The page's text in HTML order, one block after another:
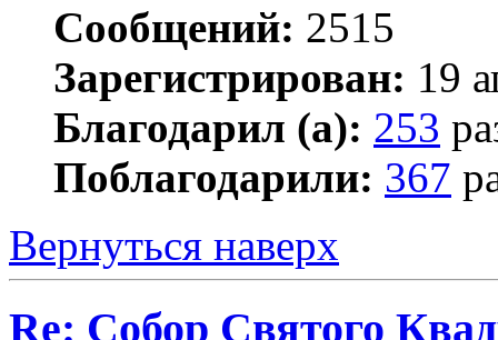
Сообщений: 2515
Зарегистрирован: 19
Благодарил (а): 253
Поблагодарили: 367
Вернуться наверх
Re: Собор Святого